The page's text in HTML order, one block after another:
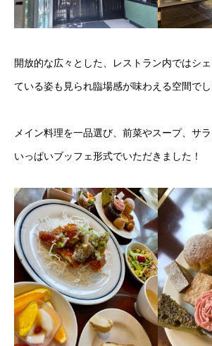
開放的な広々とした、レストラン内ではシ
ている姿も見られ臨場感が味わえる空間でし
メイン料理を一品選び、前菜やスープ、サ
いっぱいブッフェ形式でいただきました！